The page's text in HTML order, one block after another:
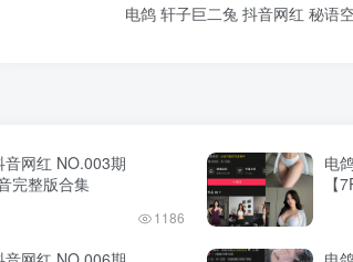
电鸽 轩子巨二兔 抖音网红 秘语
音网红 NO.003期
完整版合集
1186
电
【